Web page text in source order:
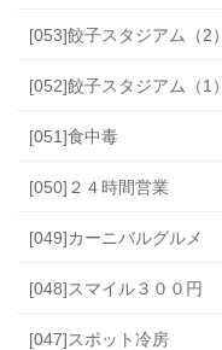
[053]餃子スタジアム（2）
[052]餃子スタジアム（1）
[051]食中毒
[050]２４時間営業
[049]カーニバルグルメ
[048]スマイル３００円
[047]スポット冷房